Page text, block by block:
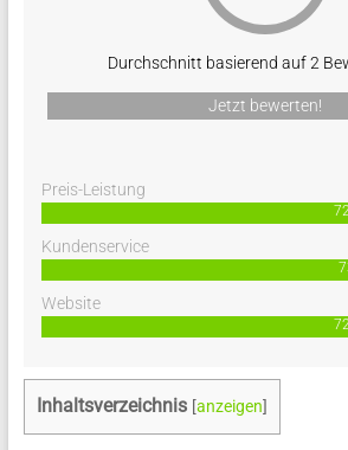
Durchschnitt basierend auf 2
Jetzt bewerten!
Preis-Leistung
Kundenservice
Website
Inhaltsverzeichnis [anzeigen]